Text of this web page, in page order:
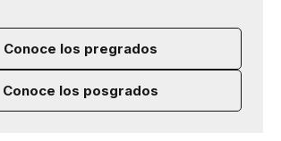
Conoce los pregrados
Conoce los posgrados